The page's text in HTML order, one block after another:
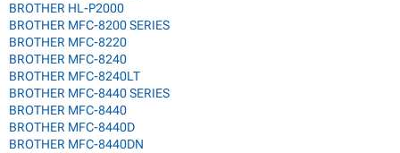
BROTHER HL-P2000
BROTHER MFC-8200 SERIES
BROTHER MFC-8220
BROTHER MFC-8240
BROTHER MFC-8240LT
BROTHER MFC-8440 SERIES
BROTHER MFC-8440
BROTHER MFC-8440D
BROTHER MFC-8440DN